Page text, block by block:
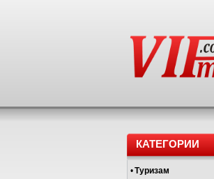
КАТЕГОРИИ
•Туризам